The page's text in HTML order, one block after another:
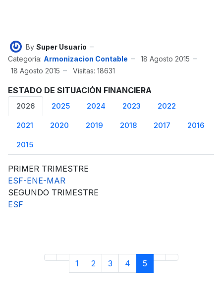
By Super Usuario
Categoría: Armonizacion Contable
18 Agosto 2015
18 Agosto 2015
Visitas: 18631
ESTADO DE SITUACIÓN FINANCIERA
2026 2025 2024 2023 2022
2021 2020 2019 2018 2017 2016
2015
PRIMER TRIMESTRE
ESF-ENE-MAR
SEGUNDO TRIMESTRE
ESF
1 2 3 4 5